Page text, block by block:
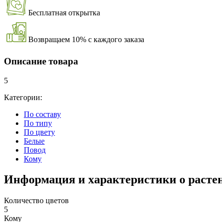
Бесплатная открытка
Возвращаем 10% с каждого заказа
Описание товара
5
Категории:
По составу
По типу
По цвету
Белые
Повод
Кому
Информация и характеристики о
Количество цветов
5
Кому